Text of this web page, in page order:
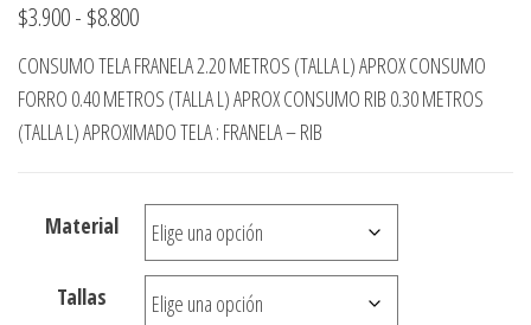
$3.900- $8.800Rango
de
precios:
desde
hasta
$8.800
CONSUMO TELA FRANELA 2.20 METROS (TALLA L) APROX CONSUMO
FORRO 0.40 METROS (TALLA L) APROX CONSUMO RIB 0.30 METROS
(TALLA L) APROXIMADO TELA : FRANELA – RIB
Material
Tallas